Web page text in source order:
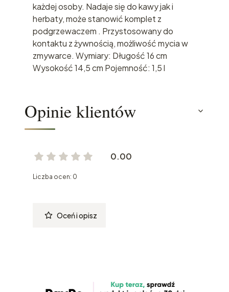
każdej osoby. Nadaje się do kawy jak i
herbaty, może stanowić komplet z
podgrzewaczem . Przystosowany do
kontaktu z żywnością, możliwość mycia w
zmywarce. Wymiary: Długość 16 cm
Wysokość 14,5 cm Pojemność: 1,5 l
Opinie klientów
0.00
Liczba ocen: 0
Oceń i opisz